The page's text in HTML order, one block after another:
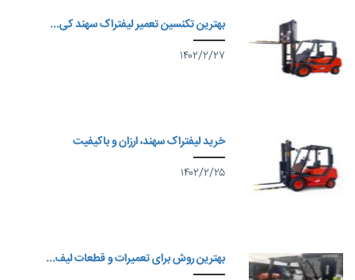
بهترین تکنسین تعمیر لیفتراک سهند کی...
۱۴۰۲/۲/۲۷
خرید لیفتراک سهند، ارزان و باکیفیت
۱۴۰۲/۲/۲۵
بهترین روش برای تعمیرات و قطعات لیف...